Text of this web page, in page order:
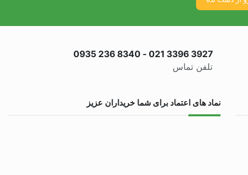
021 3396 3927
-
0935 236 8340
تلفن تماس
نماد های اعتماد برای شما خریداران عزیز